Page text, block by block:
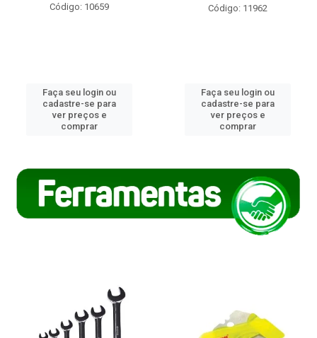
Código: 10659
Faça seu login ou
cadastre-se para
ver preços e
comprar
Código: 11962
Faça seu login ou
cadastre-se para
ver preços e
comprar